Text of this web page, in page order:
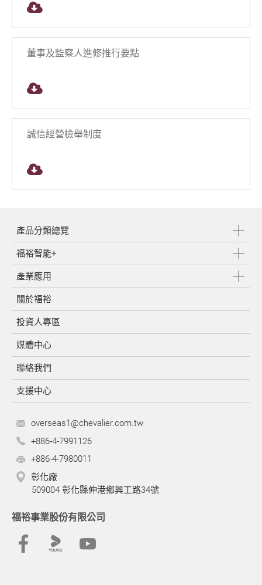
董事及監察人進修推行要點
誠信經營檢舉制度
產品分類總覽
福裕智能+
產業應用
關於福裕
投資人專區
媒體中心
聯絡我們
支援中心
福裕事業股份有限公司
overseas1@chevalier.com.tw
+886-4-7991126
+886-4-7980011
彰化廠
509004 彰化縣伸港鄉興工路34號